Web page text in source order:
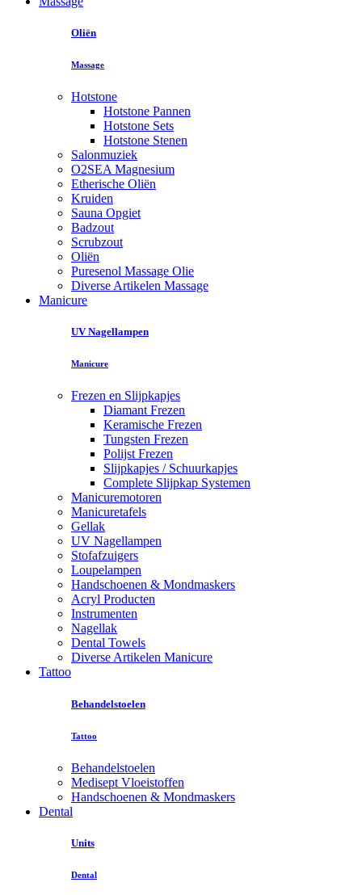
Oliën
Massage
Hotstone
Hotstone Pannen
Hotstone Sets
Hotstone Stenen
Salonmuziek
O2SEA Magnesium
Etherische Oliën
Kruiden
Sauna Opgiet
Badzout
Scrubzout
Oliën
Puresenol Massage Olie
Diverse Artikelen Massage
Manicure
UV Nagellampen
Manicure
Frezen en Slijpkapjes
Diamant Frezen
Keramische Frezen
Tungsten Frezen
Polijst Frezen
Slijpkapjes / Schuurkapjes
Complete Slijpkap Systemen
Manicuremotoren
Manicuretafels
Gellak
UV Nagellampen
Stofafzuigers
Loupelampen
Handschoenen & Mondmaskers
Acryl Producten
Instrumenten
Nagellak
Dental Towels
Diverse Artikelen Manicure
Tattoo
Behandelstoelen
Tattoo
Behandelstoelen
Medisept Vloeistoffen
Handschoenen & Mondmaskers
Dental
Units
Dental